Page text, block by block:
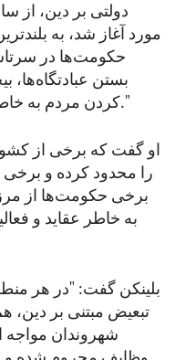
مورد آغاز شد، به
حکومت‌ها در
بستن عبادتگاه‌ها،
کردن مردم به خاطر باورهای دینی‌شان ادامه داده اند."
او گفت که برخی از
را محدود کرده و
برخی حکومت‌ها از
به خاطر عقاید و
بلینکن گفت: "در هر
تبعیض مبتنی بر
شهروندان مواجه